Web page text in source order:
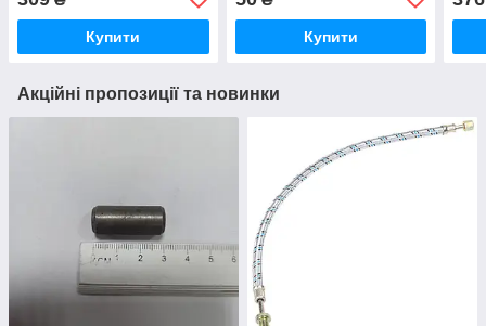
Купити
во Україна) Д03-040 /
Д03040
Купити
Акційні пропозиції та новинки